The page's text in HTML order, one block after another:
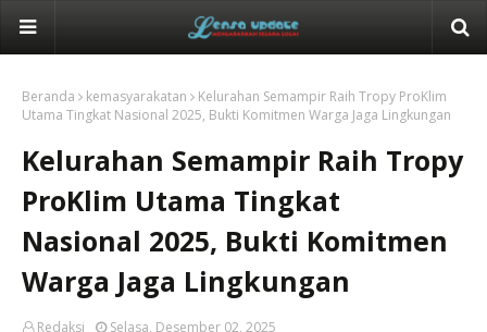
Beranda kemasyarakatan
Kelurahan Semampir Raih Tropy ProKlim
Utama Tingkat Nasional 2025, Bukti Komitmen Warga Jaga Lingkungan
Kelurahan Semampir Raih Tropy
ProKlim Utama Tingkat
Nasional 2025, Bukti Komitmen
Warga Jaga Lingkungan
Redaksi Selasa, Desember 02, 2025